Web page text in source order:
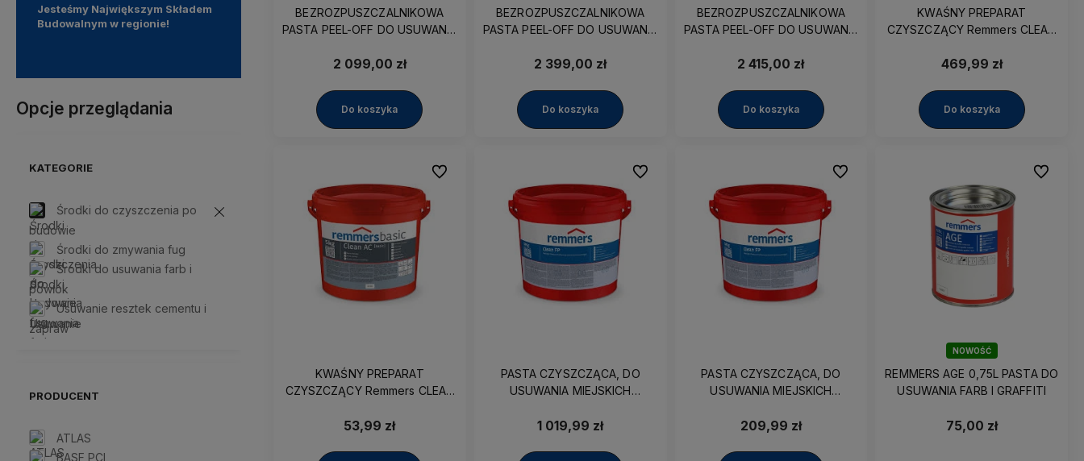
Jesteśmy Największym Składem
Budowalnym w regionie!
Oferujemy Darmową Dostawę już
Nasza oferta to Najlepsze Marki,
Profesjonalna Obsługa i
najbardziej Przyjazne Ceny!
Działamy nieprzerwanie od 1991
roku i wciąż rozszerzamy
asortyment!
Jesteśmy Największym Składem
Budowalnym w regionie!
Opcje przeglądania
KATEGORIE
Środki do czyszczenia po
budowie
Środki do zmywania fug
Środki do usuwania farb i
powłok
Usuwanie resztek cementu i
zapraw
PRODUCENT
ATLAS
BASF PCI
BEZROZPUSZCZALNIKOWA
PASTA PEEL-OFF DO USUWANIA
ZANIECZYSZCZEŃ Remmers
2 099,00 zł
Do koszyka
BEZROZPUSZCZALNIKOWA
PASTA PEEL-OFF DO USUWANIA
ZANIECZYSZCZEŃ Remmers
2 399,00 zł
Do koszyka
BEZROZPUSZCZALNIKOWA
PASTA PEEL-OFF DO USUWANIA
ZANIECZYSZCZEŃ Remmers
2 415,00 zł
Do koszyka
KWAŚNY PREPARAT
CZYSZCZĄCY Remmers CLEAN
469,99 zł
Do koszyka
KWAŚNY PREPARAT
CZYSZCZĄCY Remmers CLEAN
53,99 zł
Do ulubionych
PASTA CZYSZCZĄCA, DO
USUWANIA MIEJSKICH
Clean FP 30kg
1 019,99 zł
Do ulubionych
PASTA CZYSZCZĄCA, DO
USUWANIA MIEJSKICH
Clean FP 5kg
209,99 zł
Do ulubionych
NOWOŚĆ
REMMERS AGE 0,75L PASTA DO
USUWANIA FARB I GRAFFITI
75,00 zł
Do